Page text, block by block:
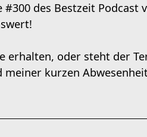
#300 des Bestzeit Podcast
erhalten, oder steht der
meiner kurzen